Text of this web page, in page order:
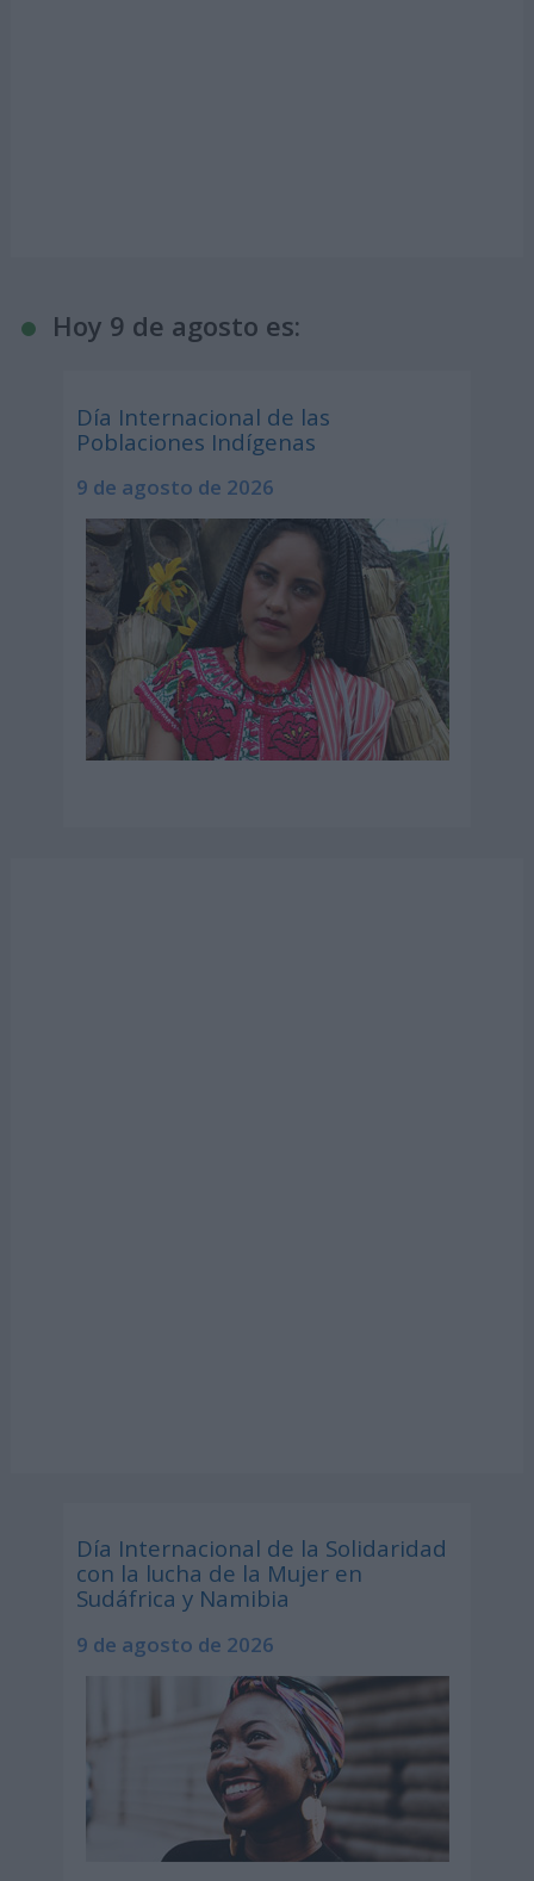
Hoy 9 de agosto es:
Día Internacional de las
Poblaciones Indígenas
9 de agosto de 2026
Día Internacional de la Solidaridad
con la lucha de la Mujer en
Sudáfrica y Namibia
9 de agosto de 2026